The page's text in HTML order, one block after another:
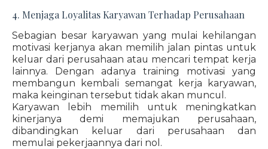
4. Menjaga Loyalitas Karyawan Terhadap Perusahaan
Sebagian besar karyawan yang mulai kehilangan
motivasi kerjanya akan memilih jalan pintas untuk
keluar dari perusahaan atau mencari tempat kerja
lainnya. Dengan adanya training motivasi yang
membangun kembali semangat kerja karyawan,
maka keinginan tersebut tidak akan muncul.
Karyawan lebih memilih untuk meningkatkan
kinerjanya demi memajukan perusahaan,
dibandingkan keluar dari perusahaan dan
memulai pekerjaannya dari nol.